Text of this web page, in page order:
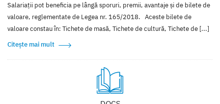
Salariații pot beneficia pe lângă sporuri, premii, avantaje și de bilete de
valoare, reglementate de Legea nr. 165/2018. Aceste bilete de
valoare constau în: Tichete de masă, Tichete de cultură, Tichete de [...]
Citește mai mult